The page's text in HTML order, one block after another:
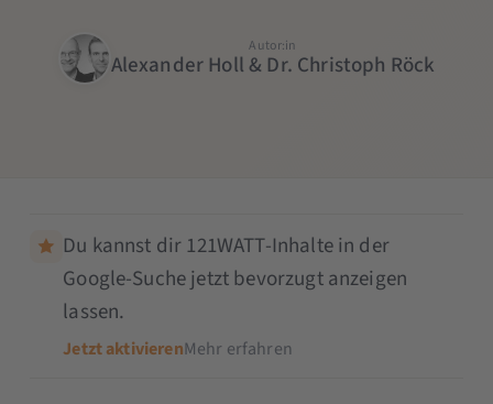
Autor:in
Alexander Holl & Dr. Christoph Röck
Du kannst dir 121WATT-Inhalte in der
Google-Suche jetzt bevorzugt anzeigen
lassen.
Jetzt aktivierenMehr erfahren